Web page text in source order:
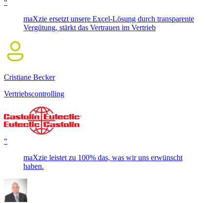
“
maXzie ersetzt unsere Excel-Lösung durch transparente
Vergütung, stärkt das Vertrauen im Vertrieb
Cristiane Becker
Vertriebscontrolling
“
maXzie leistet zu 100% das, was wir uns erwünscht
haben.